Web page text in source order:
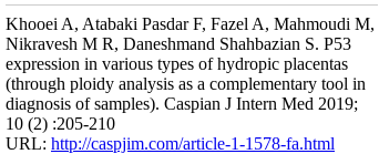
Khooei A, Atabaki Pasdar F, Fazel A, Mahmoudi M,
Nikravesh M R, Daneshmand Shahbazian S. P53
expression in various types of hydropic placentas
(through ploidy analysis as a complementary tool in
diagnosis of samples). Caspian J Intern Med 2019;
10 (2) :205-210
URL: http://caspjim.com/article-1-1578-fa.html